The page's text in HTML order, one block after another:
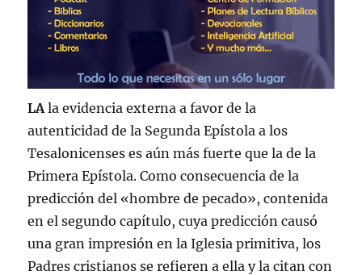
LA la evidencia externa a favor de la
autenticidad de la Segunda Epístola a los
Tesalonicenses es aún más fuerte que la de la
Primera Epístola. Como consecuencia de la
predicción del «hombre de pecado», contenida
en el segundo capítulo, cuya predicción causó
una gran impresión en la Iglesia primitiva, los
Padres cristianos se refieren a ella y la citan con